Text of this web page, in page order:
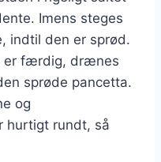
Imens steges
indtil den er sprød.
er færdig, drænes
sprøde pancetta.
og
hurtigt rundt, så